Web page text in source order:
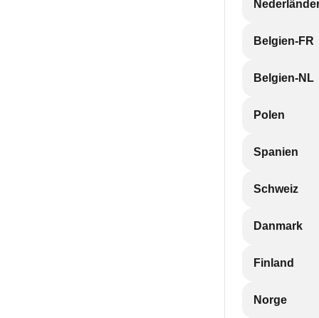
Belgien-FR
Belgien-NL
Polen
Spanien
Schweiz
Danmark
Finland
Norge